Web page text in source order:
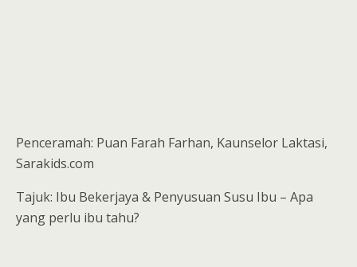
Penceramah: Puan Farah Farhan, Kaunselor Laktasi,
Sarakids.com
Tajuk: Ibu Bekerjaya & Penyusuan Susu Ibu – Apa
yang perlu ibu tahu?